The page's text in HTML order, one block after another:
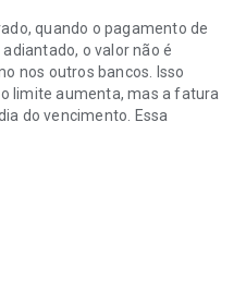
quando o pagamento de
o valor não é
nos outros bancos. Isso
limite aumenta, mas a fatura
do vencimento. Essa